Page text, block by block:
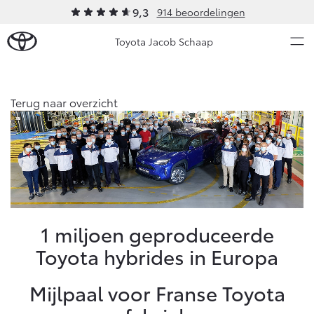
9,3 914 beoordelingen
Toyota Jacob Schaap
Ons bedrijf
Ons bedrijf
Onze medewerkers
Klachtenprocedure
Contact en Route
Sponsorbeleid
Erkend Duurzaam
Vacatures
Klantbeoordelingen
Modellen
Aygo X
HYBRIDE
Vanaf € 23.750,-
Yaris
HYBRIDE
Vanaf € 27.195,-
Occasions
Onderhoud
Diensten
Terug naar overzicht
1 miljoen geproduceerde
Toyota hybrides in Europa
Mijlpaal voor Franse Toyota